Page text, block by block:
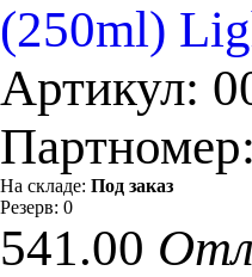
(250ml)
Артикул:
Партномер:
На складе: Под заказ
Резерв: 0
541.00